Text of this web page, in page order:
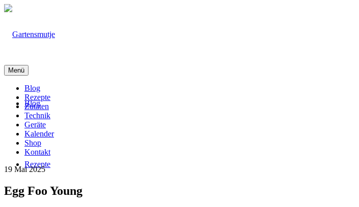
Blog
Rezepte
Menü
Blog
Rezepte
Zutaten
Technik
Geräte
Kalender
Shop
Kontakt
19 Mai 2025
Egg Foo Young